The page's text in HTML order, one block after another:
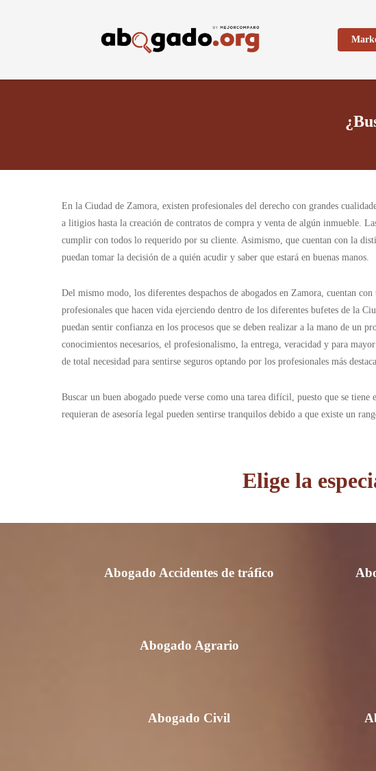
En la Ciudad de Zamora, existen profesionales del derecho con grandes
a litigios hasta la creación de contratos de compra y venta de algún inmueble.
cumplir con todos lo requerido por su cliente. Asimismo, que cuentan con la
puedan tomar la decisión de a quién acudir y saber que estará en buenas manos.
Del mismo modo, los diferentes despachos de abogados en Zamora, cuentan
profesionales que hacen vida ejerciendo dentro de los diferentes bufetes de la
puedan sentir confianza en los procesos que se deben realizar a la mano de un
conocimientos necesarios, el profesionalismo, la entrega, veracidad y para
de total necesidad para sentirse seguros optando por los profesionales más
Buscar un buen abogado puede verse como una tarea difícil, puesto que se
requieran de asesoría legal pueden sentirse tranquilos debido a que existe un
Elige la
Abogado Accidentes de tráfico
Abogado Agrario
Abogado Civil